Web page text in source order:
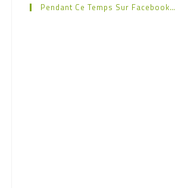
Pendant Ce Temps Sur Facebook…